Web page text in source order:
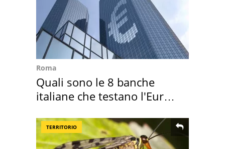
Roma
Quali sono le 8 banche
italiane che testano l'Euro
TERRITORIO